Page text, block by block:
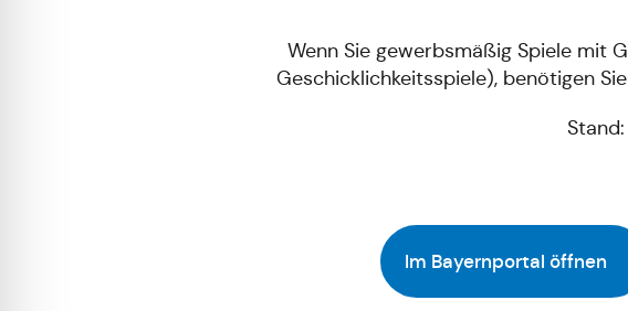
Wenn Sie gewerbsmäßig Spiele mit
Geschicklichkeitsspiele), benötigen
Im Bayernportal öffnen